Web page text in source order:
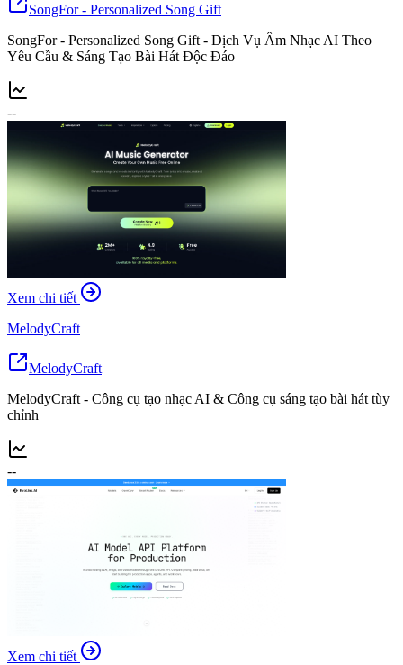
SongFor - Personalized Song Gift
SongFor - Personalized Song Gift - Dịch Vụ Âm Nhạc AI Theo
Yêu Cầu & Sáng Tạo Bài Hát Độc Đáo
--
Xem chi tiết
MelodyCraft
MelodyCraft
MelodyCraft - Công cụ tạo nhạc AI & Công cụ sáng tạo bài hát tùy
chỉnh
--
Xem chi tiết